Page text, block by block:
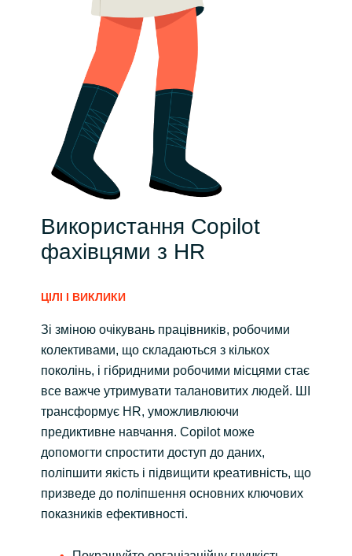
Використання Copilot
фахівцями з HR
ЦІЛІ І ВИКЛИКИ
Зі зміною очікувань працівників, робочими
колективами, що складаються з кількох
поколінь, і гібридними робочими місцями стає
все важче утримувати талановитих людей. ШІ
трансформує HR, уможливлюючи
предиктивне навчання. Copilot може
допомогти спростити доступ до даних,
поліпшити якість і підвищити креативність, що
призведе до поліпшення основних ключових
показників ефективності.